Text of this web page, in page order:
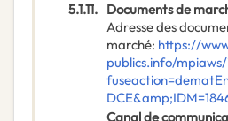
5.1.11. Documents de
Adresse des
marché: https://
publics.info/
Canal de